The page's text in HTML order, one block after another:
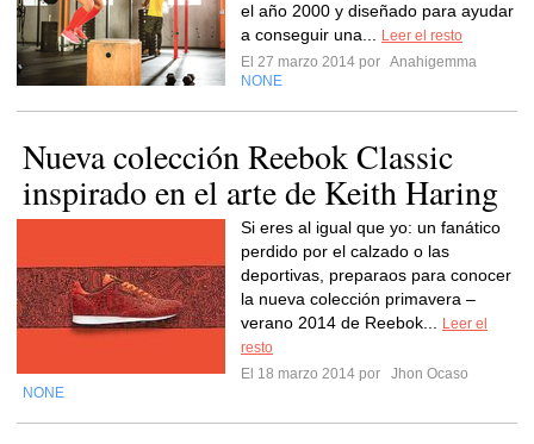
el año 2000 y diseñado para ayudar
a conseguir una...
Leer el resto
El 27 marzo 2014 por Anahigemma
NONE
Nueva colección Reebok Classic
inspirado en el arte de Keith Haring
Si eres al igual que yo: un fanático
perdido por el calzado o las
deportivas, preparaos para conocer
la nueva colección primavera –
verano 2014 de Reebok...
Leer el
resto
El 18 marzo 2014 por
Jhon Ocaso
NONE